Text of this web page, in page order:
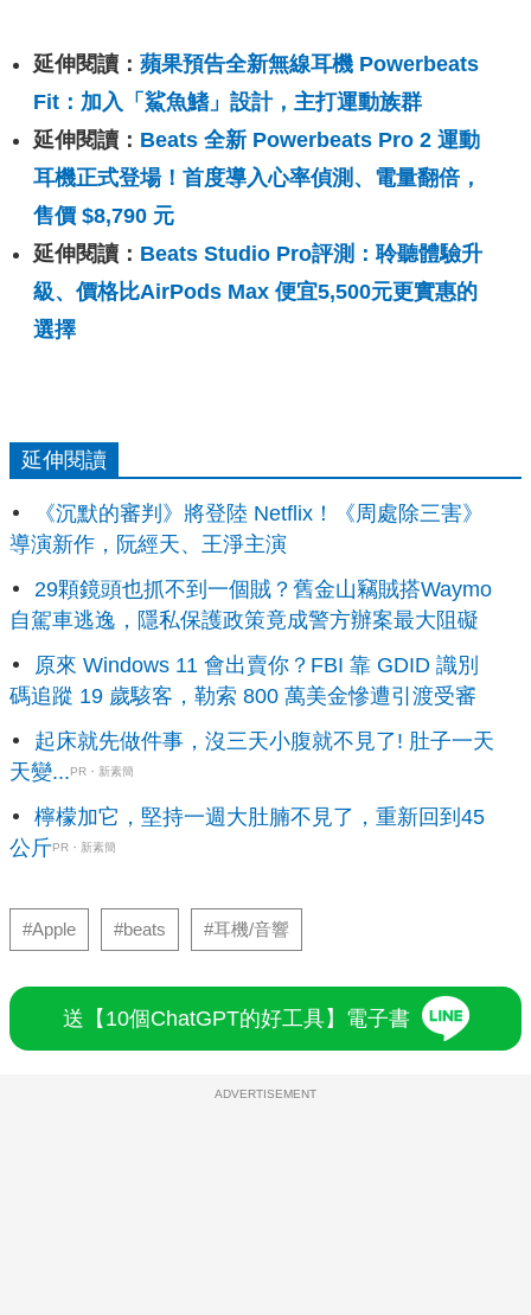
延伸閱讀： 蘋果預告全新無線耳機 Powerbeats
Fit：加入「鯊魚鰭」設計，主打運動族群
延伸閱讀： Beats 全新 Powerbeats Pro 2 運動
耳機正式登場！首度導入心率偵測、電量翻倍，
售價 $8,790 元
延伸閱讀： Beats Studio Pro評測：聆聽體驗升
級、價格比AirPods Max 便宜5,500元更實惠的
選擇
延伸閱讀
《沉默的審判》將登陸 Netflix！《周處除三害》
導演新作，阮經天、王淨主演
29顆鏡頭也抓不到一個賊？舊金山竊賊搭Waymo
自駕車逃逸，隱私保護政策竟成警方辦案最大阻礙
原來 Windows 11 會出賣你？FBI 靠 GDID 識別
碼追蹤 19 歲駭客，勒索 800 萬美金慘遭引渡受審
起床就先做件事，沒三天小腹就不見了! 肚子一天
天變...PR・新素簡
檸檬加它，堅持一週大肚腩不見了，重新回到45
公斤PR・新素簡
#Apple #beats #耳機/音響
送【10個ChatGPT的好工具】電子書
ADVERTISEMENT